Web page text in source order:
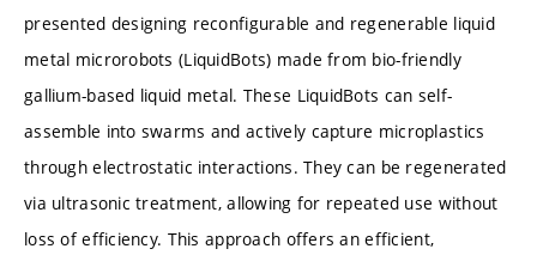
presented designing reconfigurable and regenerable liquid
metal microrobots (LiquidBots) made from bio-friendly
gallium-based liquid metal. These LiquidBots can self-
assemble into swarms and actively capture microplastics
through electrostatic interactions. They can be regenerated
via ultrasonic treatment, allowing for repeated use without
loss of efficiency. This approach offers an efficient,